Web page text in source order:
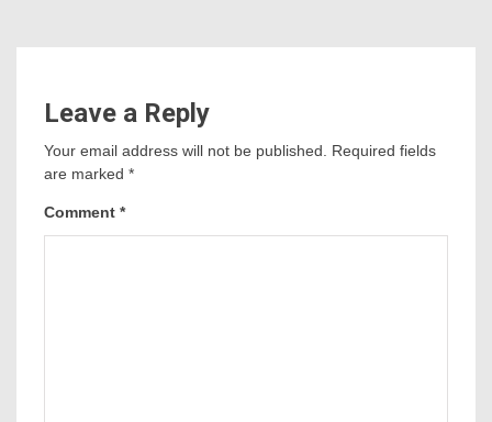
Leave a Reply
Your email address will not be published. Required fields
are marked *
Comment *